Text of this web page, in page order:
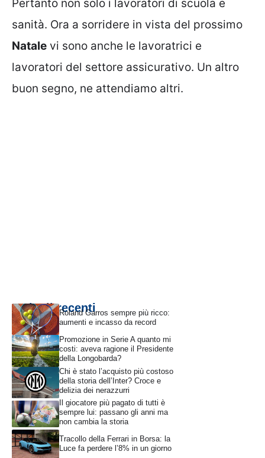
Pertanto non solo i lavoratori di scuola e
sanità. Ora a sorridere in vista del prossimo
Natale vi sono anche le lavoratrici e
lavoratori del settore assicurativo. Un altro
buon segno, ne attendiamo altri.
Articoli recentiRoland Garros sempre più ricco:
aumenti e incasso da record
Promozione in Serie A quanto mi
costi: aveva ragione il Presidente
della Longobarda?
Chi è stato l’acquisto più costoso
della storia dell’Inter? Croce e
delizia dei nerazzurri
Il giocatore più pagato di tutti è
sempre lui: passano gli anni ma
non cambia la storia
Tracollo della Ferrari in Borsa: la
Luce fa perdere l’8% in un giorno